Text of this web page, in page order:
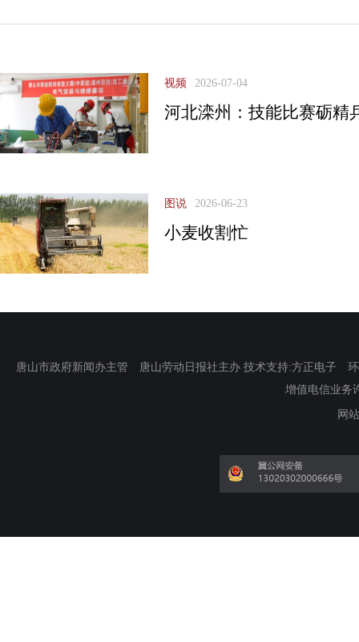
视频 2026-07-04
河北滦州：技能比赛砺精
图说 2026-06-23
小麦收割忙
唐山市政府新闻办主管 唐山劳动日报社主办 技术支持:方正电子
增值电信业务
网